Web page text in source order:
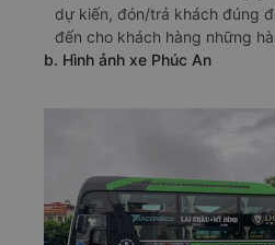
dự kiến, đón/trả khách đúng
đến cho khách hàng những
b. Hình ảnh xe Phúc An